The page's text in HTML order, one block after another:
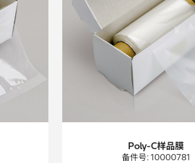
Poly-C样品膜
备件号: 10000781